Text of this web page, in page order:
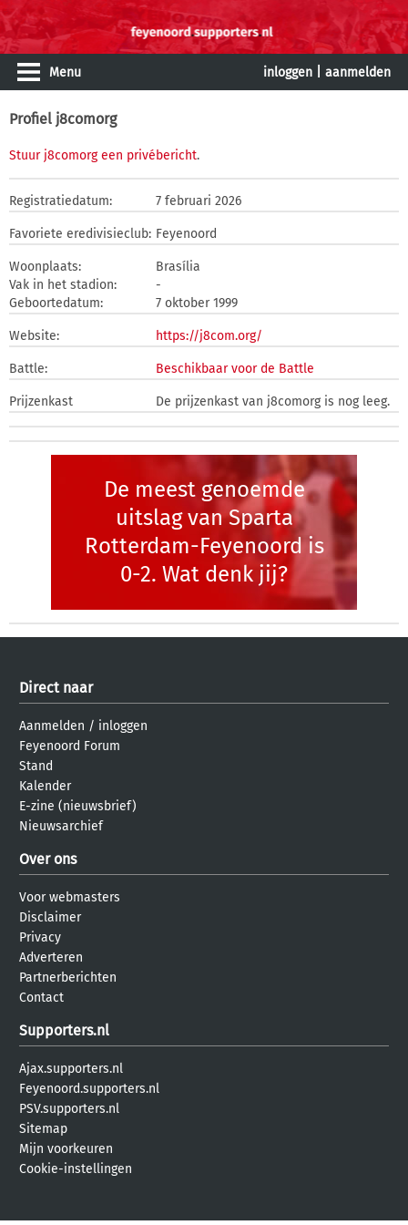
Menu inloggen aanmelden
Profiel j8comorg
Stuur j8comorg een privébericht.
Registratiedatum: 7 februari 2026
Favoriete eredivisieclub: Feyenoord
Woonplaats:
Brasília
Vak in het stadion:
-
Geboortedatum:
7 oktober 1999
Website: https://j8com.org/
Battle: Beschikbaar voor de Battle
Prijzenkast De prijzenkast van j8comorg is nog leeg.
De meest genoemde
uitslag van Sparta
Rotterdam-Feyenoord is
0-2. Wat denk jij?
Direct naar
Aanmelden / inloggen
Feyenoord Forum
Stand
Kalender
E-zine (nieuwsbrief)
Nieuwsarchief
Over ons
Voor webmasters
Disclaimer
Privacy
Adverteren
Partnerberichten
Contact
Supporters.nl
Ajax.supporters.nl
Feyenoord.supporters.nl
PSV.supporters.nl
Sitemap
Mijn voorkeuren
Cookie-instellingen